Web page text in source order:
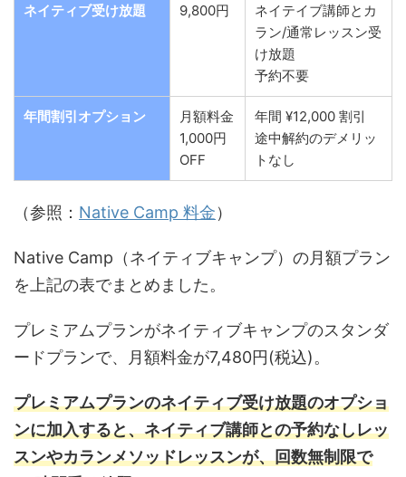
ネイティブ受け放題 9,800円
ネイテイブ講師とカ
ラン/通常レッスン受
け放題
予約不要
年間割引オプション
月額料金
1,000円
OFF
年間 ¥12,000 割引
途中解約のデメリッ
トなし
（参照： Native Camp 料金）
Native Camp（ネイティブキャンプ）の月額プラン
を上記の表でまとめました。
プレミアムプランがネイティブキャンプのスタンダ
ードプランで、月額料金が7,480円(税込)。
プレミアムプランのネイティブ受け放題のオプショ
ンに加入すると、ネイティブ講師との予約なしレッ
スンやカランメソッドレッスンが、回数無制限で